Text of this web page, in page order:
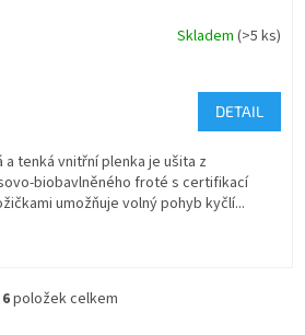
Skladem (>5 ks)
DETAIL
tenká vnitřní plenka je ušita z
biobavlněného froté s certifikací
umožňuje volný pohyb kyčlí...
O
6položek celkem